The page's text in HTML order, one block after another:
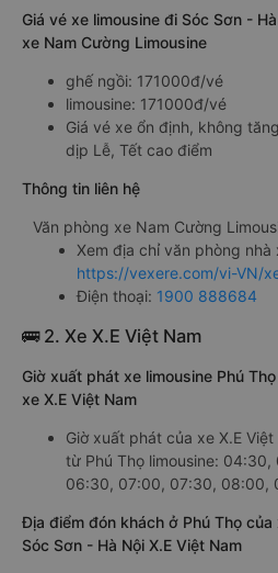
Giá vé xe limousine đi Sóc Sơn -
xe Nam Cường Limousine
ghế ngồi: 171000đ/vé
limousine: 171000đ/vé
Giá vé xe ổn định, không
dịp Lễ, Tết cao điểm
Thông tin liên hệ
Văn phòng xe Nam Cường
Xem địa chỉ văn phòng
https://vexere.com/vi-VN/
Điện thoại: 1900 888684
🚌 2. Xe X.E Việt Nam
Giờ xuất phát xe limousine Phú
xe X.E Việt Nam
Giờ xuất phát của xe X.E
từ Phú Thọ limousine:
06:30, 07:00, 07:30, 08:00,
Địa điểm đón khách ở Phú Thọ của
Sóc Sơn - Hà Nội X.E Việt Nam